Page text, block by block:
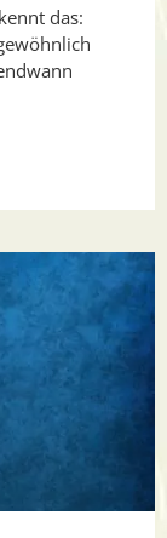
das: